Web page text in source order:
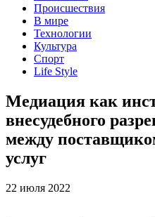
Происшествия
В мире
Технологии
Культура
Спорт
Life Style
Медиация как
внесудебного
между
услуг
22 июля 2022